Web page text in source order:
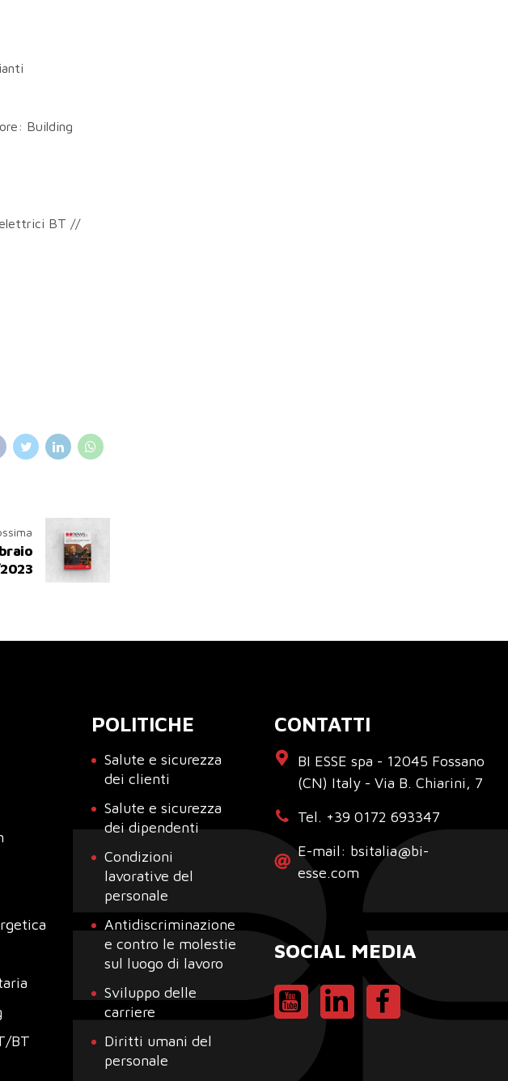
Building
elettrici BT //
BT
POLITICHE
Salute e sicurezza
dei clienti
Salute e sicurezza
dei dipendenti
Condizioni
lavorative del
personale
Antidiscriminazione
e contro le molestie
sul luogo di lavoro
Sviluppo delle
carriere
Diritti umani del
personale
CONTATTI
BI ESSE spa - 12045 Fossano
(CN) Italy - Via B. Chiarini, 7
Tel. +39 0172 693347
E-mail: bsitalia@bi-
esse.com
SOCIAL MEDIA